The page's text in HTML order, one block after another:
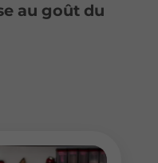
au goût du